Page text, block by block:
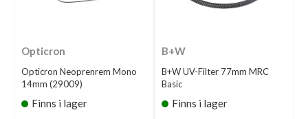
Opticron
Opticron Neoprenrem Mono
14mm (29009)
Finns i lager
B+W
B+W UV-Filter 77mm MRC
Basic
Finns i lager